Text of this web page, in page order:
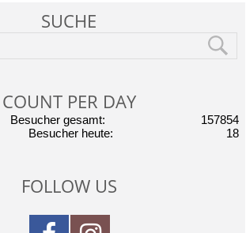
SUCHE
COUNT PER DAY
157854
Besucher gesamt:
18
Besucher heute:
FOLLOW US